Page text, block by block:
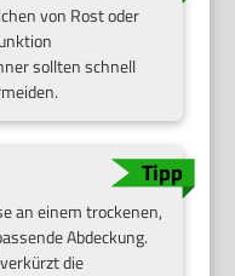
von Rost oder
sollten schnell
an einem trockenen,
Abdeckung.
die